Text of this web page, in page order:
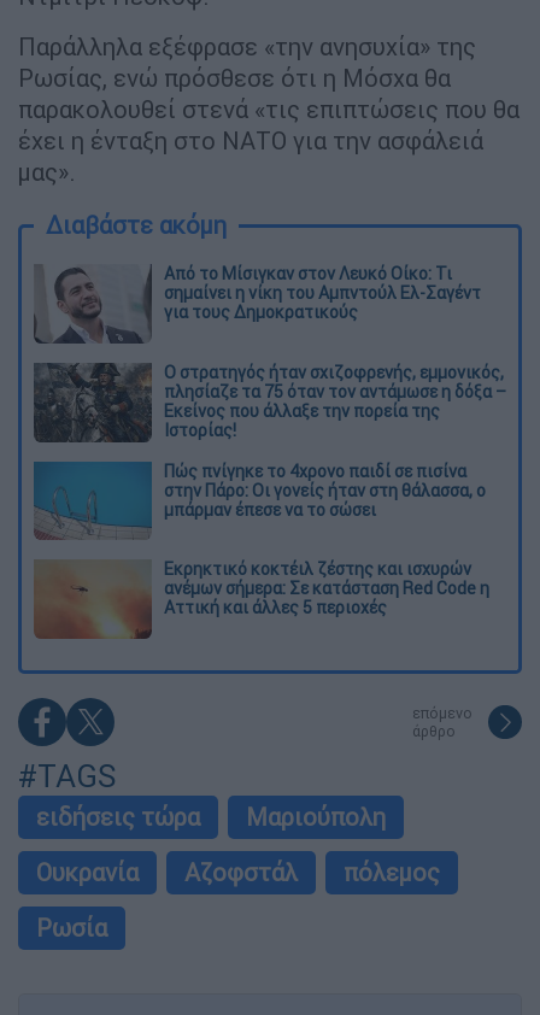
Παράλληλα εξέφρασε «την ανησυχία» της
Ρωσίας, ενώ πρόσθεσε ότι η Μόσχα θα
παρακολουθεί στενά «τις επιπτώσεις που θα
έχει η ένταξη στο ΝΑΤΟ για την ασφάλειά
μας».
Διαβάστε ακόμη
Από το Μίσιγκαν στον Λευκό Οίκο: Τι
σημαίνει η νίκη του Αμπντούλ Ελ-Σαγέντ
για τους Δημοκρατικούς
O στρατηγός ήταν σχιζοφρενής, εμμονικός,
πλησίαζε τα 75 όταν τον αντάμωσε η δόξα –
Εκείνος που άλλαξε την πορεία της
Ιστορίας!
Πώς πνίγηκε το 4χρονο παιδί σε πισίνα
στην Πάρο: Οι γονείς ήταν στη θάλασσα, ο
μπάρμαν έπεσε να το σώσει
Εκρηκτικό κοκτέιλ ζέστης και ισχυρών
ανέμων σήμερα: Σε κατάσταση Red Code η
Αττική και άλλες 5 περιοχές
επόμενο
άρθρο
#TAGS
ειδήσεις τώρα
Μαριούπολη
Ουκρανία
Αζοφστάλ
πόλεμος
Ρωσία